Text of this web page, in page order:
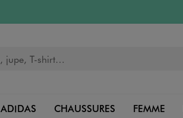
ADIDAS CHAUSSURES FEMME